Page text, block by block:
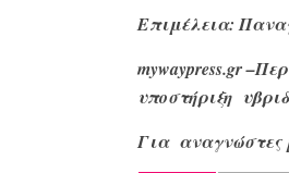
Επιμέλεια:
mywaypress.gr
υποστήριξη
Για αναγνώστες